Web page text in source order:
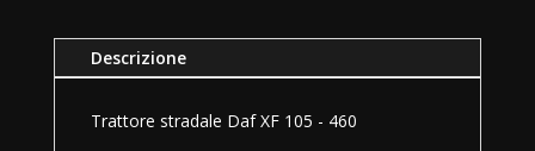
Descrizione
Trattore stradale Daf XF 105 - 460